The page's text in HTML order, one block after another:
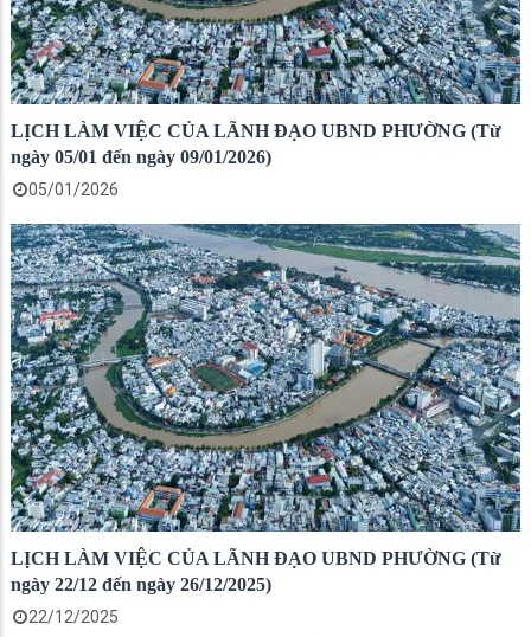
LỊCH LÀM VIỆC CỦA LÃNH ĐẠO UBND PHƯỜNG (Từ
ngày 05/01 đến ngày 09/01/2026)
05/01/2026
LỊCH LÀM VIỆC CỦA LÃNH ĐẠO UBND PHƯỜNG (Từ
ngày 22/12 đến ngày 26/12/2025)
22/12/2025